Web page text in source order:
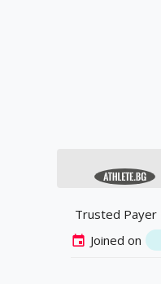
Trusted Payer
Joined on